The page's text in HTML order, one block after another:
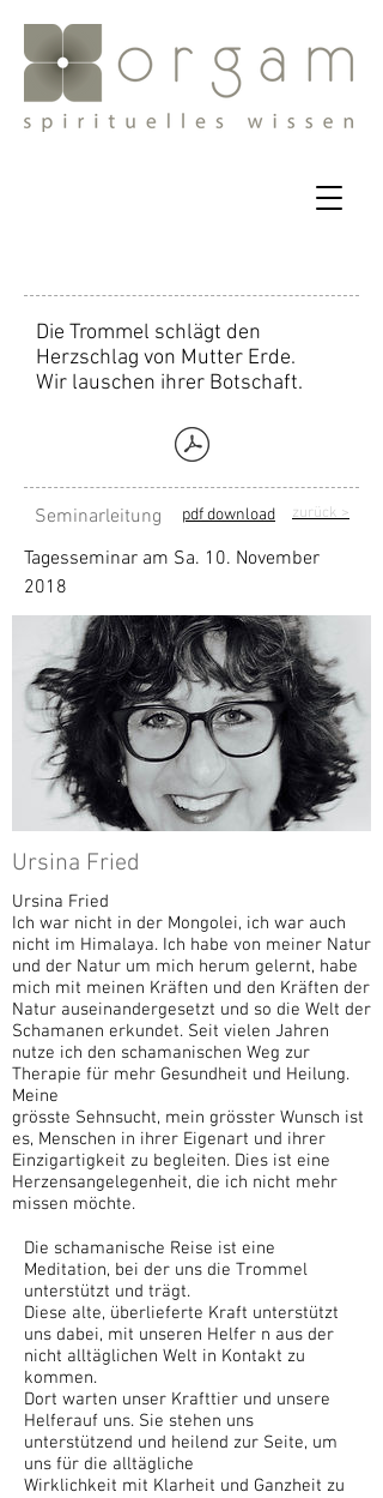
Die Trommel schlägt den
Herzschlag von Mutter Erde.
Wir lauschen ihrer Botschaft.
Seminarleitung pdf download zurück >
Tagesseminar am Sa. 10. November
2018
Ursina Fried
Ursina Fried
Ich war nicht in der Mongolei, ich war auch
nicht im Himalaya. Ich habe von meiner Natur
und der Natur um mich herum gelernt, habe
mich mit meinen Kräften und den Kräften der
Natur auseinandergesetzt und so die Welt der
Schamanen erkundet. Seit vielen Jahren
nutze ich den schamanischen Weg zur
Therapie für mehr Gesundheit und Heilung.
Meine
grösste Sehnsucht, mein grösster Wunsch ist
es, Menschen in ihrer Eigenart und ihrer
Einzigartigkeit zu begleiten. Dies ist eine
Herzensangelegenheit, die ich nicht mehr
missen möchte.
Die schamanische Reise ist eine
Meditation, bei der uns die Trommel
unterstützt und trägt.
Diese alte, überlieferte Kraft unterstützt
uns dabei, mit unseren Helfer n aus der
nicht alltäglichen Welt in Kontakt zu
kommen.
Dort warten unser Krafttier und unsere
Helferauf uns. Sie stehen uns
unterstützend und heilend zur Seite, um
uns für die alltägliche
Wirklichkeit mit Klarheit und Ganzheit zu